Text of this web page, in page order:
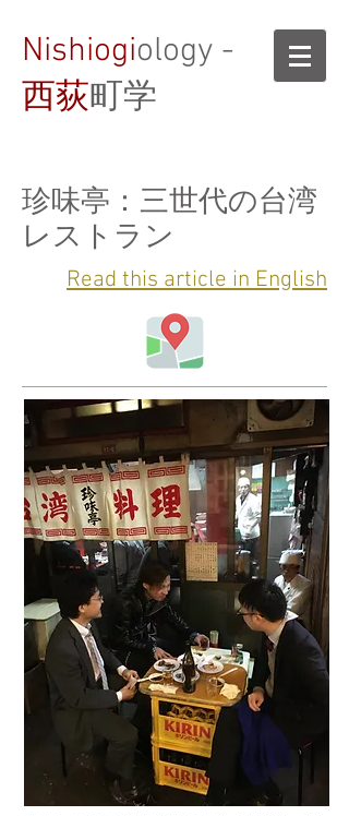
Nishiogiology -
西荻町学
珍味亭：三世代の台湾
レストラン
Read this article in English